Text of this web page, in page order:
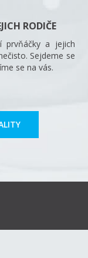
RODIČE
prvňáčky a jejich
Sejdeme se
se na vás.